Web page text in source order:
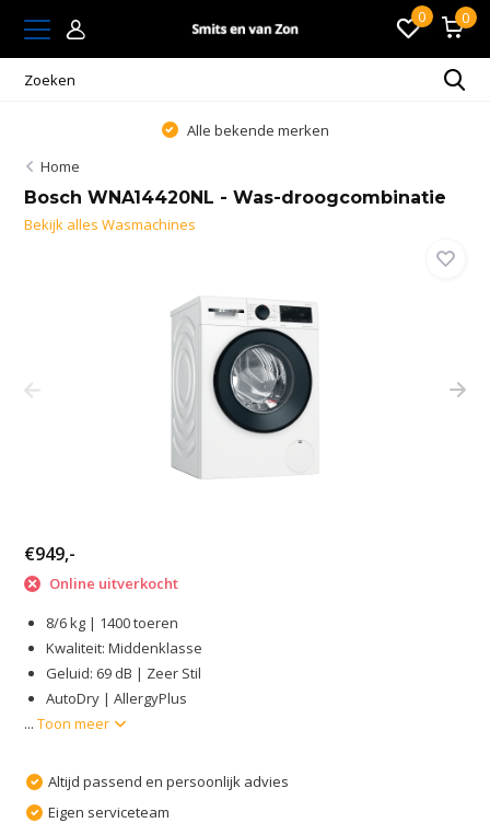
0 0
Alle bekende merken
Home
Bosch WNA14420NL - Was-droogcombinatie
Bekijk alles Wasmachines
€949,-
Online uitverkocht
8/6 kg | 1400 toeren
Kwaliteit: Middenklasse
Geluid: 69 dB | Zeer Stil
AutoDry | AllergyPlus
...Toon meer
Altijd passend en persoonlijk advies
Eigen serviceteam